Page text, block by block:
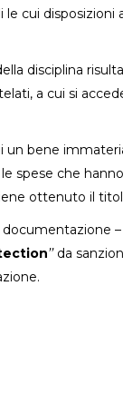
cui
disciplina
a cui si
bene
spese che
ottenuto il
’’da